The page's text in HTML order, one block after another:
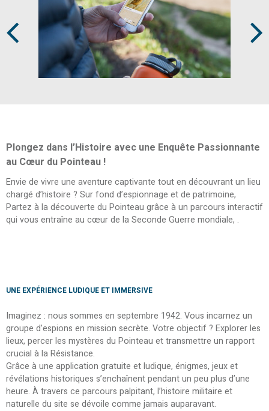
Plongez dans l’Histoire avec une Enquête Passionnante
au Cœur du Pointeau !
Envie de vivre une aventure captivante tout en découvrant un lieu
chargé d’histoire ? Sur fond d’espionnage et de patrimoine,
Partez à la découverte du Pointeau grâce à un parcours interactif
qui vous entraîne au cœur de la Seconde Guerre mondiale, .
UNE EXPÉRIENCE LUDIQUE ET IMMERSIVE
Imaginez : nous sommes en septembre 1942. Vous incarnez un
groupe d’espions en mission secrète. Votre objectif ? Explorer les
lieux, percer les mystères du Pointeau et transmettre un rapport
crucial à la Résistance.
Grâce à une application gratuite et ludique, énigmes, jeux et
révélations historiques s’enchaînent pendant un peu plus d’une
heure. À travers ce parcours palpitant, l’histoire militaire et
naturelle du site se dévoile comme jamais auparavant.